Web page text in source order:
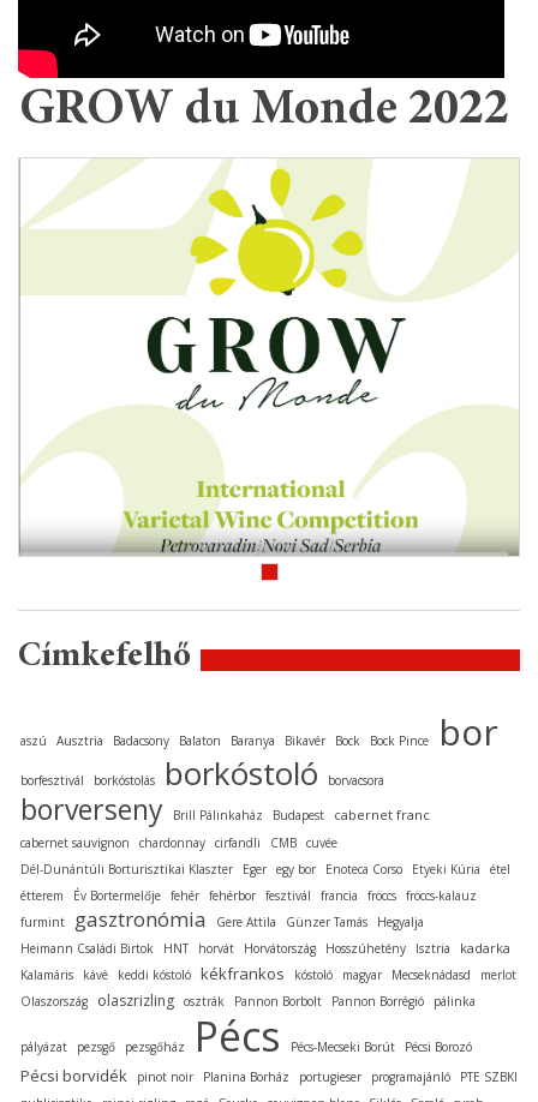
GROW du Monde 2022
Címkefelhő
aszú Ausztria Badacsony Balaton Baranya Bikavér Bock Bock Pince bor
borfesztivál borkóstolás borkóstoló borvacsora
borverseny Brill Pálinkaház Budapest cabernet franc
cabernet sauvignon chardonnay cirfandli CMB cuvée
Dél-Dunántúli Borturisztikai Klaszter
Eger egy bor Enoteca Corso Etyeki Kúria
étel
étterem
Év Bortermelője fehér fehérbor fesztivál francia fröccs fröccs-kalauz
furmint
gasztronómia Gere Attila Günzer Tamás
Hegyalja
Heimann Családi Birtok
HNT horvát Horvátország Hosszúhetény Isztria kadarka
Kalamáris kávé keddi kóstoló kékfrankos kóstoló magyar Mecseknádasd
merlot
Olaszország
olaszrizling osztrák Pannon Borbolt Pannon Borrégió pálinka
pályázat pezsgő pezsgőház Pécs Pécs-Mecseki Borút Pécsi Borozó
Pécsi borvidék pinot noir Planina Borház portugieser programajánló
PTE SZBKI